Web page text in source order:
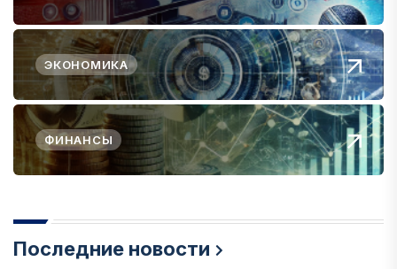
ЭКОНОМИКА
ФИНАНСЫ
Последние новости